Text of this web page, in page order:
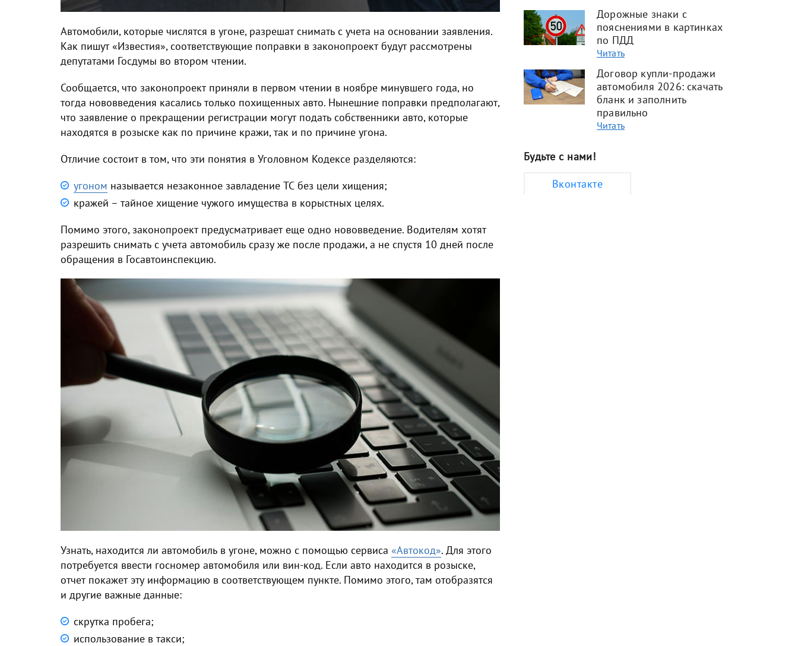
Автомобили, которые числятся в угоне, разрешат снимать с учета на основании заявления.
Как пишут «Известия», соответствующие поправки в законопроект будут рассмотрены
депутатами Госдумы во втором чтении.
Сообщается, что законопроект приняли в первом чтении в ноябре минувшего года, но
тогда нововведения касались только похищенных авто. Нынешние поправки предполагают,
что заявление о прекращении регистрации могут подать собственники авто, которые
находятся в розыске как по причине кражи, так и по причине угона.
Отличие состоит в том, что эти понятия в Уголовном Кодексе разделяются:
угоном называется незаконное завладение ТС без цели хищения;
кражей – тайное хищение чужого имущества в корыстных целях.
Помимо этого, законопроект предусматривает еще одно нововведение. Водителям хотят
разрешить снимать с учета автомобиль сразу же после продажи, а не спустя 10 дней после
обращения в Госавтоинспекцию.
Узнать, находится ли автомобиль в угоне, можно с помощью сервиса «Автокод». Для этого
потребуется ввести госномер автомобиля или вин-код. Если авто находится в розыске,
отчет покажет эту информацию в соответствующем пункте. Помимо этого, там отобразятся
и другие важные данные:
скрутка пробега;
использование в такси;
Дорожные знаки с
пояснениями в картинках
по ПДД
Читать
Договор купли-продажи
автомобиля 2026: скачать
бланк и заполнить
правильно
Читать
Будьте с нами!
Вконтакте